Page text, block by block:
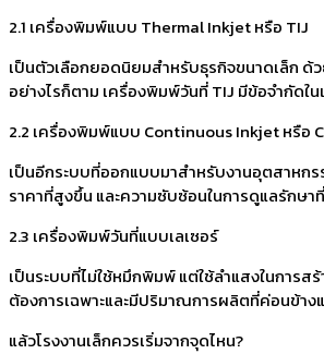
2.1 เครื่องพิมพ์แบบ Thermal Inkjet หรือ TIJ
เป็นตัวเลือกยอดนิยมสำหรับธุรกิจขนาดเล็ก ด้ว
อย่างไรก็ตาม เครื่องพิมพ์วันที่ TIJ มีข้อจำกัด
2.2 เครื่องพิมพ์แบบ Continuous Inkjet หรือ
เป็นอีกระบบที่ออกแบบมาสำหรับงานอุตสาหก
ราคาที่สูงขึ้น และความซับซ้อนในการดูแลรักษา
2.3 เครื่องพิมพ์วันที่แบบเลเซอร์
เป็นระบบที่ไม่ใช้หมึกพิมพ์ แต่ใช้ลำแสงในการ
ต้องการเฉพาะและมีปริมาณการผลิตที่ค่อนข้าง
แล้วโรงงานเล็กควรเริ่มจากจุดไหน?